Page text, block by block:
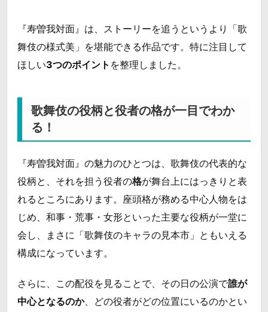
『寿曽我対面』は、ストーリーを追うというより「歌
舞伎の様式美」を堪能できる作品です。特に注目して
ほしい3つのポイント を整理しました。
歌舞伎の役柄と役者の格が一目でわか
る！
『寿曽我対面』の魅力のひとつは、歌舞伎の代表的な
役柄と、それを担う役者の格が舞台上にはっきりと表
れるところにあります。座頭格が務める中心人物をは
じめ、和事・荒事・女形といった主要な役柄が一堂に
会し、まさに「歌舞伎のキャラの見本市」ともいえる
構成になっています。
さらに、この配役を見ることで、その日の公演で誰が
中心となるのか、どの役者がどの位置にいるのかとい